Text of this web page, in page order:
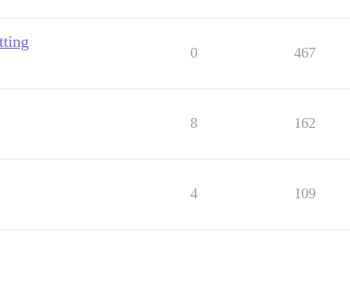
0 467
8 162
4 109